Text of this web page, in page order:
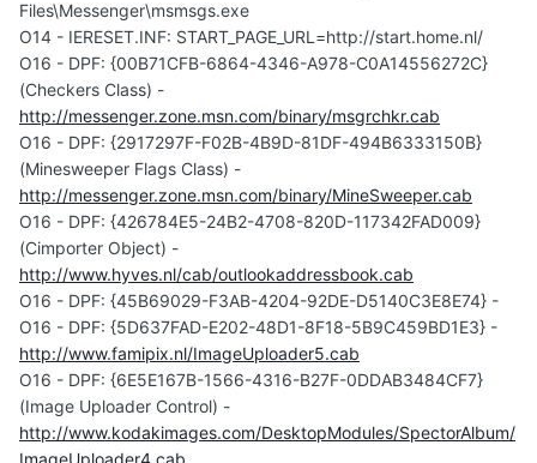
Files\Messenger\msmsgs.exe
O14 - IERESET.INF: START_PAGE_URL=http://start.home.nl/
O16 - DPF: {00B71CFB-6864-4346-A978-C0A14556272C}
(Checkers Class) -
http://messenger.zone.msn.com/binary/msgrchkr.cab
O16 - DPF: {2917297F-F02B-4B9D-81DF-494B6333150B}
(Minesweeper Flags Class) -
http://messenger.zone.msn.com/binary/MineSweeper.cab
O16 - DPF: {426784E5-24B2-4708-820D-117342FAD009}
(Cimporter Object) -
http://www.hyves.nl/cab/outlookaddressbook.cab
O16 - DPF: {45B69029-F3AB-4204-92DE-D5140C3E8E74} -
O16 - DPF: {5D637FAD-E202-48D1-8F18-5B9C459BD1E3} -
http://www.famipix.nl/ImageUploader5.cab
O16 - DPF: {6E5E167B-1566-4316-B27F-0DDAB3484CF7}
(Image Uploader Control) -
http://www.kodakimages.com/DesktopModules/SpectorAlbum/